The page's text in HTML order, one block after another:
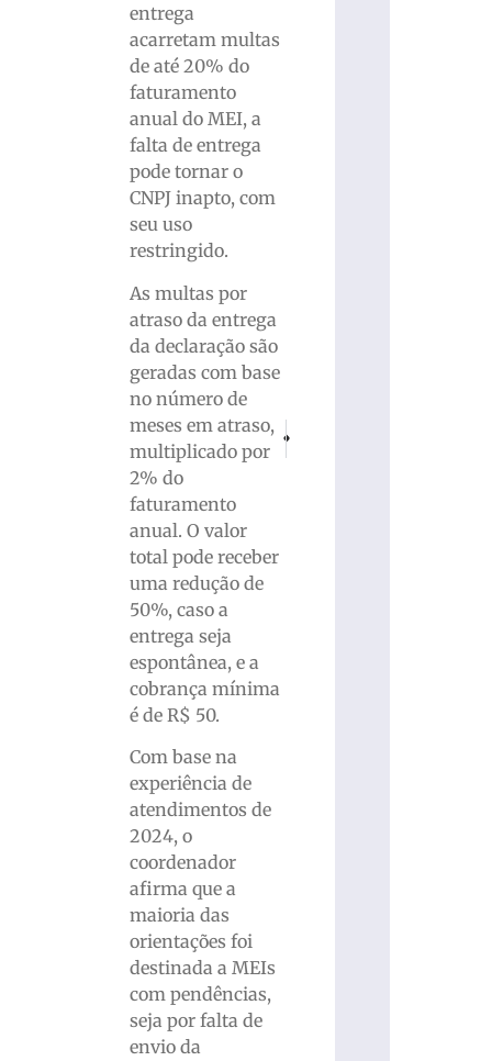
entrega
acarretam multas
de até 20% do
faturamento
anual do MEI, a
falta de entrega
pode tornar o
CNPJ inapto, com
seu uso
restringido.
As multas por
atraso da entrega
da declaração são
geradas com base
no número de
meses em atraso,
multiplicado por
2% do
faturamento
anual. O valor
total pode receber
uma redução de
50%, caso a
entrega seja
espontânea, e a
cobrança mínima
é de R$ 50.
Com base na
experiência de
atendimentos de
2024, o
coordenador
afirma que a
maioria das
orientações foi
destinada a MEIs
com pendências,
seja por falta de
envio da
PRÓXIMO
1ª Sessão de Negócios Internúcleos